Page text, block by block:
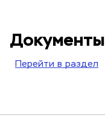
Документы
Перейти в раздел